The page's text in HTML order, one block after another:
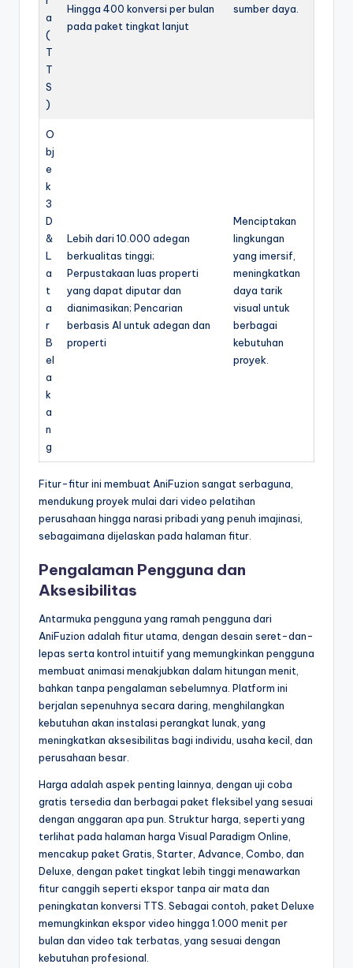
a
(
T
T
S
)
Hingga 400 konversi per bulan
pada paket tingkat lanjut
sumber daya.
O
bj
e
k
3
D
&
L
a
t
a
r
B
el
a
k
a
n
g
Lebih dari 10.000 adegan
berkualitas tinggi;
Perpustakaan luas properti
yang dapat diputar dan
dianimasikan; Pencarian
berbasis AI untuk adegan dan
properti
Menciptakan
lingkungan
yang imersif,
meningkatkan
daya tarik
visual untuk
berbagai
kebutuhan
proyek.
Fitur-fitur ini membuat AniFuzion sangat serbaguna,
mendukung proyek mulai dari video pelatihan
perusahaan hingga narasi pribadi yang penuh imajinasi,
sebagaimana dijelaskan pada halaman fitur.
Pengalaman Pengguna dan
Aksesibilitas
Antarmuka pengguna yang ramah pengguna dari
AniFuzion adalah fitur utama, dengan desain seret-dan-
lepas serta kontrol intuitif yang memungkinkan pengguna
membuat animasi menakjubkan dalam hitungan menit,
bahkan tanpa pengalaman sebelumnya. Platform ini
berjalan sepenuhnya secara daring, menghilangkan
kebutuhan akan instalasi perangkat lunak, yang
meningkatkan aksesibilitas bagi individu, usaha kecil, dan
perusahaan besar.
Harga adalah aspek penting lainnya, dengan uji coba
gratis tersedia dan berbagai paket fleksibel yang sesuai
dengan anggaran apa pun. Struktur harga, seperti yang
terlihat pada halaman harga Visual Paradigm Online,
mencakup paket Gratis, Starter, Advance, Combo, dan
Deluxe, dengan paket tingkat lebih tinggi menawarkan
fitur canggih seperti ekspor tanpa air mata dan
peningkatan konversi TTS. Sebagai contoh, paket Deluxe
memungkinkan ekspor video hingga 1.000 menit per
bulan dan video tak terbatas, yang sesuai dengan
kebutuhan profesional.